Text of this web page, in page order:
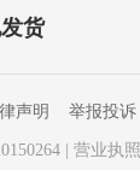
货
声明 举报投诉
营业执照